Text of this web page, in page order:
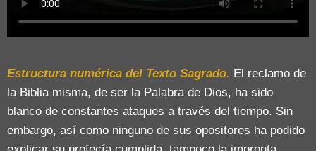
Estructura numérica del Texto Sagrado. El reclamo de
la Biblia misma, de ser la Palabra de Dios, ha sido
blanco de constantes ataques a través del tiempo. Sin
embargo, así como ninguno de sus opositores ha podido